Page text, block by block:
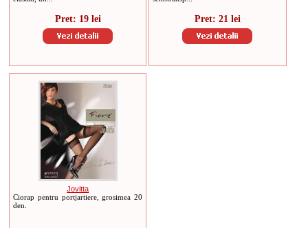
Pret: 19 lei Pret: 21 lei
Jovitta
Ciorap pentru portjartiere, grosimea 20
den.